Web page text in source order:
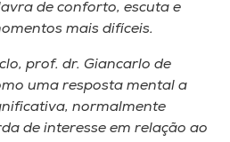
de conforto, escuta e
mais difíceis.
prof. dr. Giancarlo de
uma resposta mental a
normalmente
de interesse em relação ao